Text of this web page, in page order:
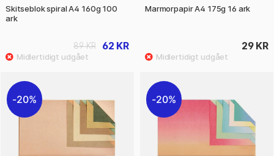
Skitseblok spiral A4 160g 100
ark
62 KR
89 KR
Marmorpapir A4 175g 16 ark
29 KR
20% 20%